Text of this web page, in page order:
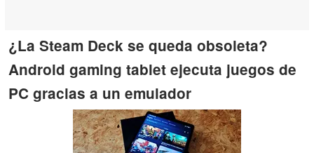
¿La Steam Deck se queda obsoleta?
Android gaming tablet ejecuta juegos de
PC gracias a un emulador